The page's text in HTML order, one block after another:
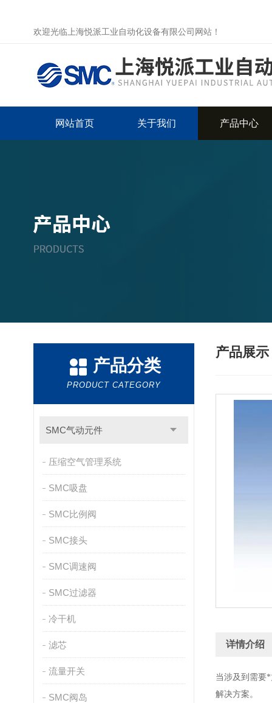
欢迎光临上海悦派工业自动化设备有限公司网站！
网站首页 关于我们 产品中心
产品分类
PRODUCT CATEGORY
SMC气动元件
压缩空气管理系统
SMC吸盘
SMC比例阀
SMC接头
SMC调速阀
SMC过滤器
冷干机
滤芯
流量开关
SMC阀岛
产品展示
详情介绍
当涉及到需要
解决方案。